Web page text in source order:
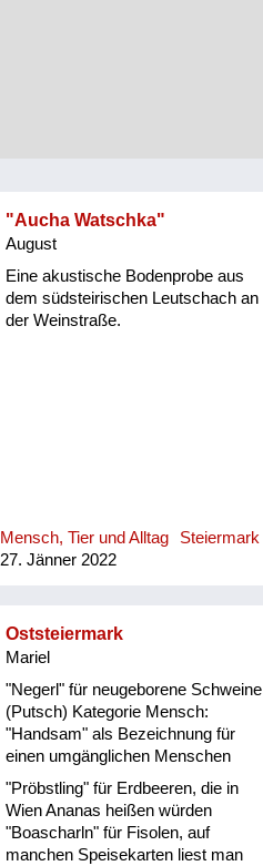
"Aucha Watschka"
August
Eine akustische Bodenprobe aus
dem südsteirischen Leutschach an
der Weinstraße.
Mensch, Tier und Alltag
Steiermark
27. Jänner 2022
Oststeiermark
Mariel
"Negerl" für neugeborene Schweine
(Putsch) Kategorie Mensch:
"Handsam" als Bezeichnung für
einen umgänglichen Menschen
"Pröbstling" für Erdbeeren, die in
Wien Ananas heißen würden
"Boascharln" für Fisolen, auf
manchen Speisekarten liest man